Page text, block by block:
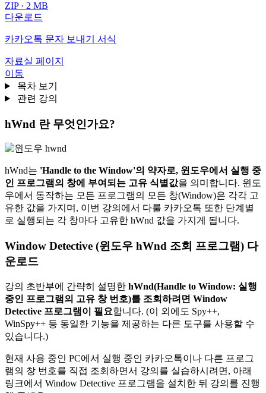
ZIP · 2 MB
다운로드
카카오톡 문자 보내기 서식
자료실 페이지
이동
목차 보기
관련 강의
hWnd 란 무엇인가요?
hWnd는 'Handle to the Window'의 약자로, 윈도우에서 실행 중
인 프로그램의 창에 부여되는 고유 식별값을 의미합니다. 윈도
우에서 동작하는 모든 프로그램의 모든 창(Window)은 각각 고
유한 값을 가지며, 이번 강의에서 다룰 카카오톡 또한 단계별
로 실행되는 각 창마다 고유한 hWnd 값을 가지게 됩니다.
Window Detective (윈도우 hWnd 조회 프로그램) 다
운로드
강의 초반부에 간략히 설명한 hWnd(Handle to Window: 실행
중인 프로그램의 고유 창 번호)를 조회하려면 Window
Detective 프로그램이 필요합니다. (이 외에도 Spy++,
WinSpy++ 등 동일한 기능을 제공하는 다른 도구를 사용할 수
있습니다.)
현재 사용 중인 PC에서 실행 중인 카카오톡이나 다른 프로그
램의 창 번호를 직접 조회하면서 강의를 실습하시려면, 아래
링크에서 Window Detective 프로그램을 설치한 뒤 강의를 진행